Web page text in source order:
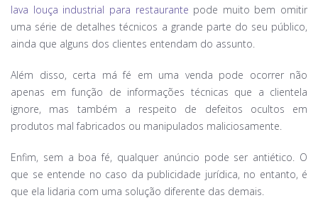
lava louça industrial para restaurante pode muito bem omitir
uma série de detalhes técnicos a grande parte do seu público,
ainda que alguns dos clientes entendam do assunto.
Além disso, certa má fé em uma venda pode ocorrer não
apenas em função de informações técnicas que a clientela
ignore, mas também a respeito de defeitos ocultos em
produtos mal fabricados ou manipulados maliciosamente.
Enfim, sem a boa fé, qualquer anúncio pode ser antiético. O
que se entende no caso da publicidade jurídica, no entanto, é
que ela lidaria com uma solução diferente das demais.